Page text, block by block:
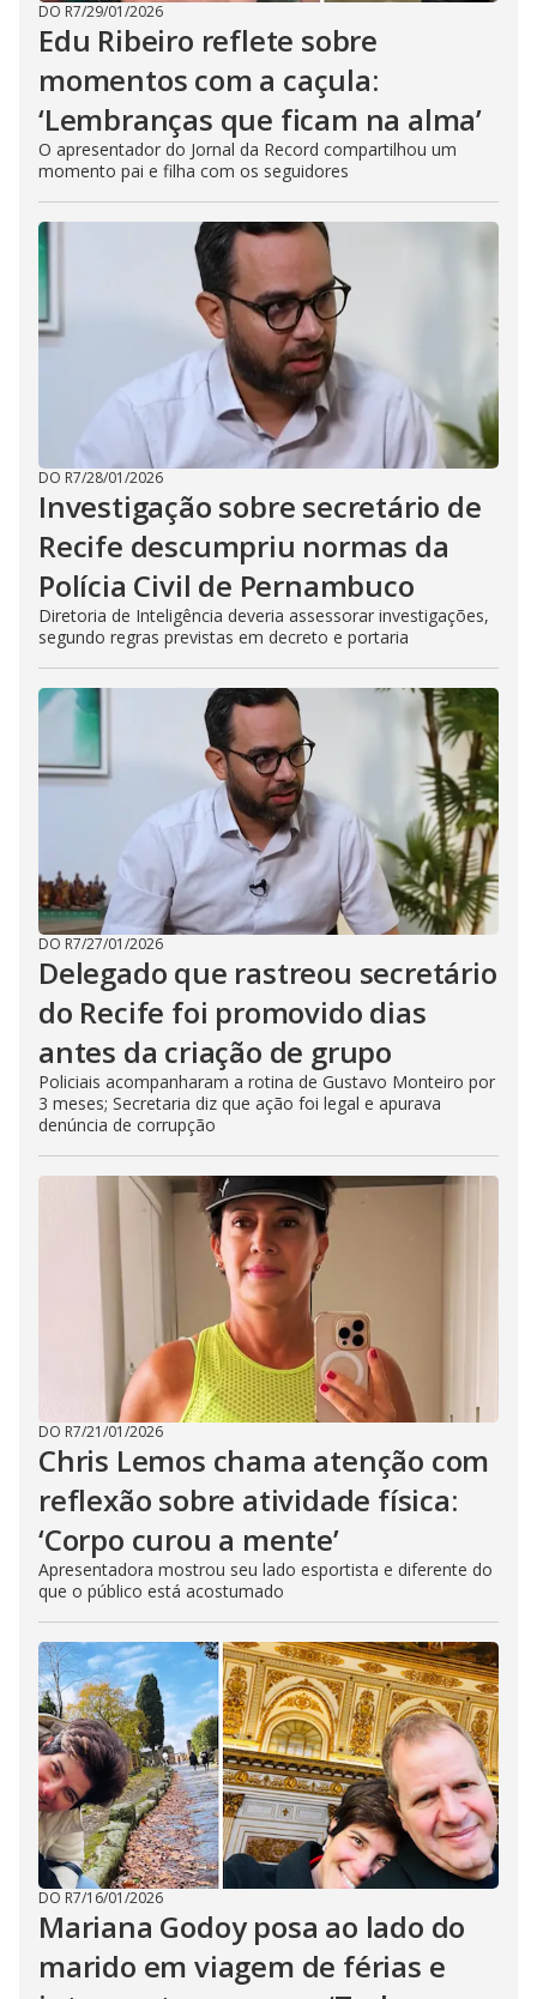
DO R7/29/01/2026
Edu Ribeiro reflete sobre
momentos com a caçula:
‘Lembranças que ficam na alma’
O apresentador do Jornal da Record compartilhou um
momento pai e filha com os seguidores
DO R7/28/01/2026
Investigação sobre secretário de
Recife descumpriu normas da
Polícia Civil de Pernambuco
Diretoria de Inteligência deveria assessorar investigações,
segundo regras previstas em decreto e portaria
DO R7/27/01/2026
Delegado que rastreou secretário
do Recife foi promovido dias
antes da criação de grupo
Policiais acompanharam a rotina de Gustavo Monteiro por
3 meses; Secretaria diz que ação foi legal e apurava
denúncia de corrupção
DO R7/21/01/2026
Chris Lemos chama atenção com
reflexão sobre atividade física:
‘Corpo curou a mente’
Apresentadora mostrou seu lado esportista e diferente do
que o público está acostumado
DO R7/16/01/2026
Mariana Godoy posa ao lado do
marido em viagem de férias e